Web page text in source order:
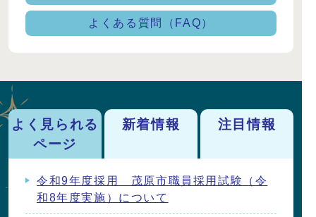
よくある質問（FAQ）
よく見られる
ページ
新着情報 注目情報
よく見られているページ
令和9年度採用 茂原市職員採用試験（令
和8年度実施）について